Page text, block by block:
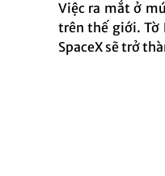
Việc ra mắt ở
trên thế giới. Tờ
SpaceX sẽ trở